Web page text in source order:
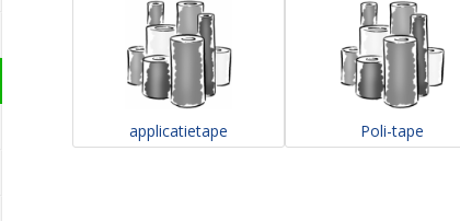
applicatietape Poli-tape